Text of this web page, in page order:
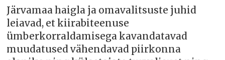
Järvamaa haigla ja omavalitsuste juhid
leiavad, et kiirabiteenuse
ümberkorraldamisega kavandatavad
muudatused vähendavad piirkonna